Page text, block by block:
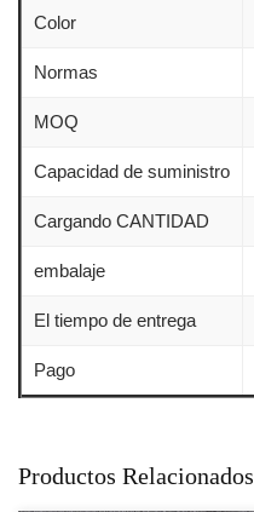
Color
Normas
MOQ
Capacidad de suministro
Cargando CANTIDAD
embalaje
El tiempo de entrega
Pago
Productos Relacionados